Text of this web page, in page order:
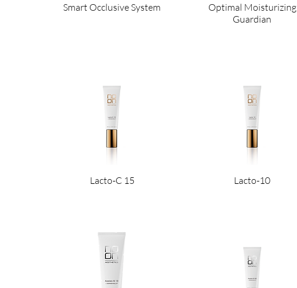
Smart Occlusive System
Optimal Moisturizing
Guardian
Lacto-C 15 Lacto-10